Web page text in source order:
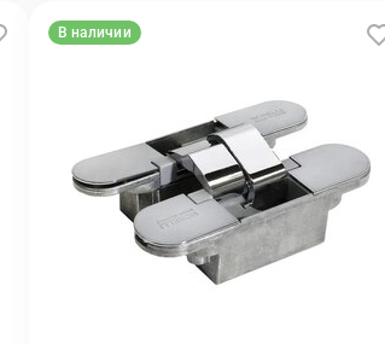
В наличии